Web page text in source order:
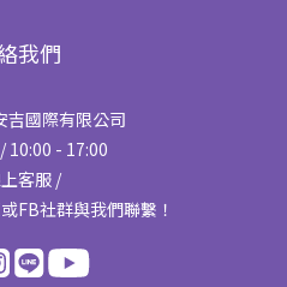
我們
吉國際有限公司
10:00 - 17:00
客服 /
FB社群與我們聯繫！